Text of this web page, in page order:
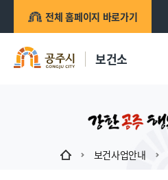
전체 홈페이지 바로가기
보건소
보건사업안내